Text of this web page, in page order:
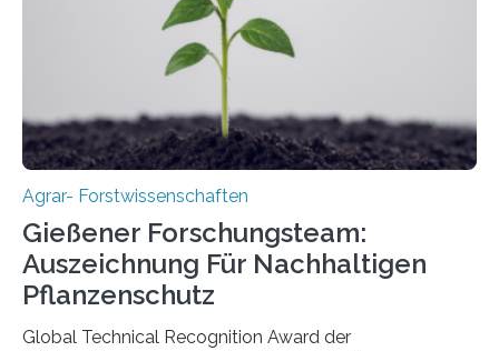
Agrar- Forstwissenschaften
Gießener Forschungsteam:
Auszeichnung Für Nachhaltigen
Pflanzenschutz
Global Technical Recognition Award der